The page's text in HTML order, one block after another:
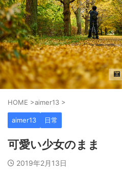
HOME >aimer13 >
aimer13 日常
可愛い少女のまま
2019年2月13日